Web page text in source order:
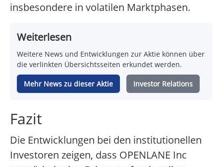
insbesondere in volatilen Marktphasen.
Weiterlesen
Weitere News und Entwicklungen zur Aktie können über
die verlinkten Übersichtsseiten erkundet werden.
Mehr News zu dieser Aktie Investor Relations
Fazit
Die Entwicklungen bei den institutionellen
Investoren zeigen, dass OPENLANE Inc